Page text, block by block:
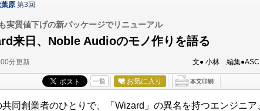
原 第3回
実質値下げの新パッケージでリニューアル
来日、Noble Audioのモノ作りを語る
分更新 文● 小林 編集●ASCII
一覧 お気に入り
同創業者のひとりで、「Wizard」の異名を持つエンジニア